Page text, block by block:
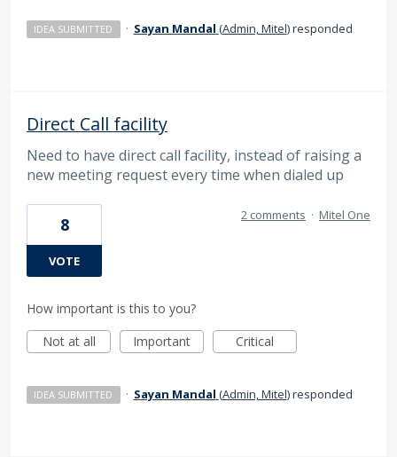
IDEA SUBMITTED · Sayan Mandal (Admin, Mitel)responded
Direct Call facility
Need to have direct call facility, instead of raising a
new meeting request every time when dialed up
8
VOTE
2 comments · Mitel One
How important is this to you?
Not at all
Important Critical
IDEA SUBMITTED · Sayan Mandal (Admin, Mitel)responded